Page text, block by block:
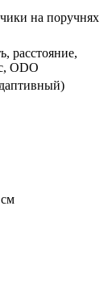
на поручнях
расстояние,
ODO